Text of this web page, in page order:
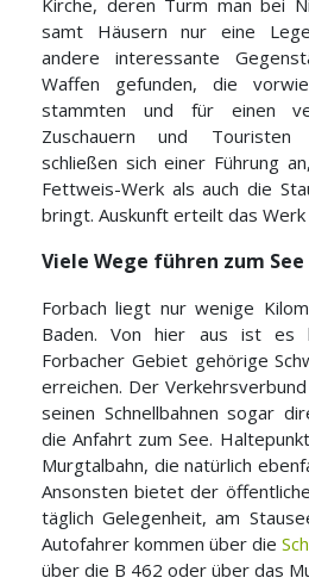
Kirche, deren Turm man bei
samt Häusern nur eine
andere interessante
Waffen gefunden, die
stammten und für einen
Zuschauern und
schließen sich einer Führung
Fettweis-Werk als auch die
bringt. Auskunft erteilt das
Viele Wege führen zum See
Forbach liegt nur wenige
Baden. Von hier aus ist es
Forbacher Gebiet gehörige
erreichen. Der
seinen Schnellbahnen sogar
die Anfahrt zum See.
Murgtalbahn, die natürlich
Ansonsten bietet der
täglich Gelegenheit, am
Autofahrer kommen über die
über die B 462 oder über das